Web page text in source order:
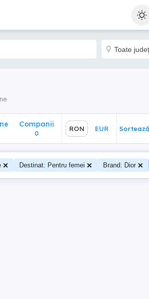
Sortează
Companii
0
RON EUR Sortează
Destinat: Pentru femei Brand: Dior